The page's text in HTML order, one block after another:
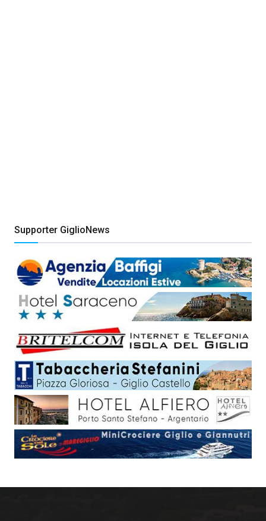
Supporter GiglioNews